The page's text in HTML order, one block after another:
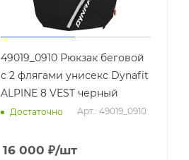
49019_0910 Рюкзак беговой
с 2 флягами унисекс Dynafit
ALPINE 8 VEST черный
Достаточно Арт.: 49019_0910
16 000 ₽/шт